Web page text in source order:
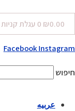
₪0.00
0 עגלת קניות
FacebookInstagram
חיפוש
عربيه